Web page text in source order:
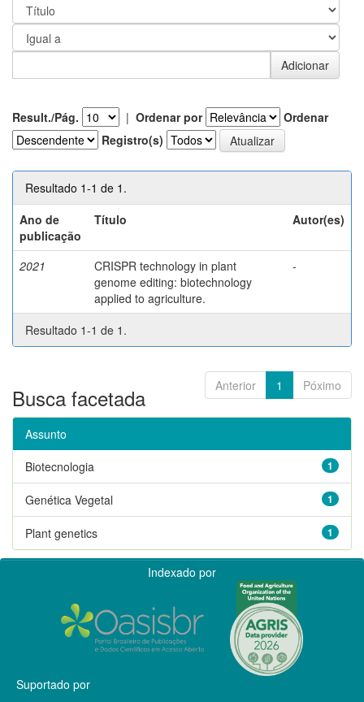
Result./Pág. | Ordenar por
Ordenar
Registro(s)
Resultado 1-1 de 1.
Ano de
publicação
Título Autor(es)
2021
CRISPR technology in plant
genome editing: biotechnology
applied to agriculture.
-
Resultado 1-1 de 1.
Anterior 1 Póximo
Busca facetada
Assunto
1
Biotecnologia
1
Genética Vegetal
1
Plant genetics
Indexado por
Suportado por